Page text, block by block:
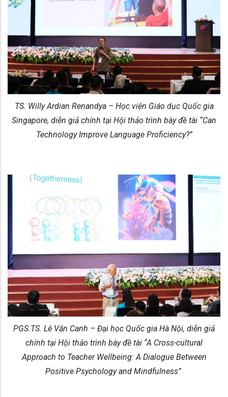
TS. Willy Ardian Renandya – Học viện Giáo dục Quốc gia
Singapore, diễn giả chính tại Hội thảo trình bày đề tài “Can
Technology Improve Language Proficiency?”
PGS.TS. Lê Văn Canh – Đại học Quốc gia Hà Nội, diễn giả
chính tại Hội thảo trình bày đề tài “A Cross-cultural
Approach to Teacher Wellbeing: A Dialogue Between
Positive Psychology and Mindfulness”